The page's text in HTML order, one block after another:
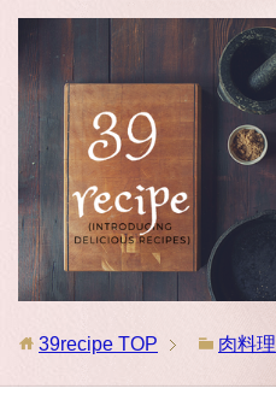
39recipe TOP 肉料理